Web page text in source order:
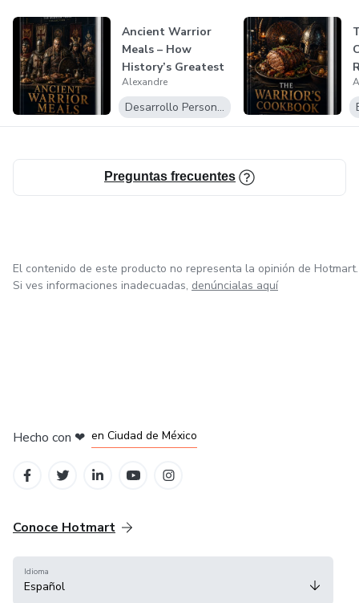
Ancient Warrior
Meals – How
History’s Greatest
Warriors Ate
Alexandre
Desarrollo Personal
Preguntas frecuentes
El contenido de este producto no representa la opinión de Hotmart.
Si ves informaciones inadecuadas, denúncialas aquí
Hecho con ❤ en Ciudad de México
Conoce Hotmart
Idioma
Español